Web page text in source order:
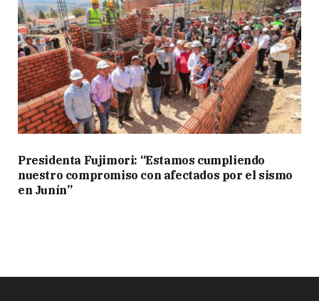
Presidenta Fujimori: “Estamos cumpliendo
nuestro compromiso con afectados por el sismo
en Junín”